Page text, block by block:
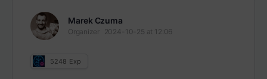
Marek Czuma
Organizer 2024-10-25 at 12:06
5248 Exp